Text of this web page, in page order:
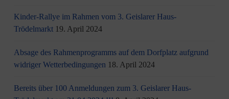
Kinder-Rallye im Rahmen vom 3. Geislarer Haus-
Trödelmarkt 19. April 2024
Absage des Rahmenprogramms auf dem Dorfplatz aufgrund
widriger Wetterbedingungen 18. April 2024
Bereits über 100 Anmeldungen zum 3. Geislarer Haus-